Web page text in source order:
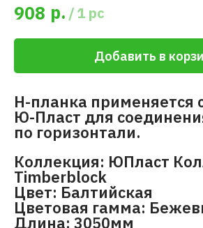
908 р. /1 pc
Добавить в
H-планка применяется
Ю-Пласт для
по горизонтали.
Коллекция: ЮПласт
Timberblock
Цвет: Балтийская
Цветовая гамма:
Длина: 3050мм